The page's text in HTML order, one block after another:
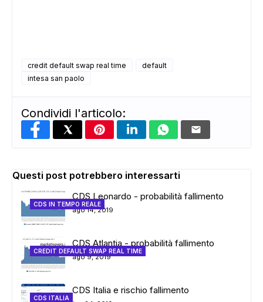
credit default swap real time
default
intesa san paolo
Condividi l'articolo:
Questi post potrebbero interessarti
CDS IN TEMPO REALE
CDS Leonardo - probabilità fallimento
ago 14, 2019
CREDIT DEFAULT SWAP REAL TIME
CDS Atlantia - probabilità fallimento
ago 9, 2019
CDS ITALIA
CDS Italia e rischio fallimento